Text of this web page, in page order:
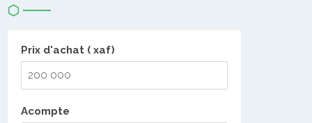
Prix d'achat ( xaf)
Acompte